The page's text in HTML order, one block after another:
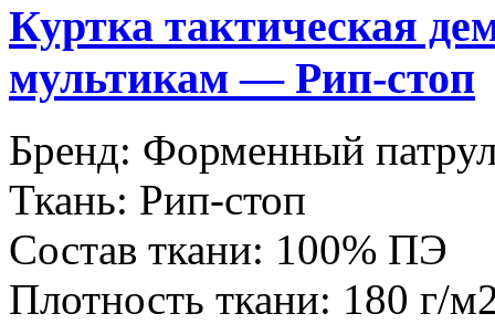
Куртка тактическая
мультикам — Рип-стоп
Бренд: Форменный
Ткань: Рип-стоп
Состав ткани: 100% ПЭ
Плотность ткани: 180 г/